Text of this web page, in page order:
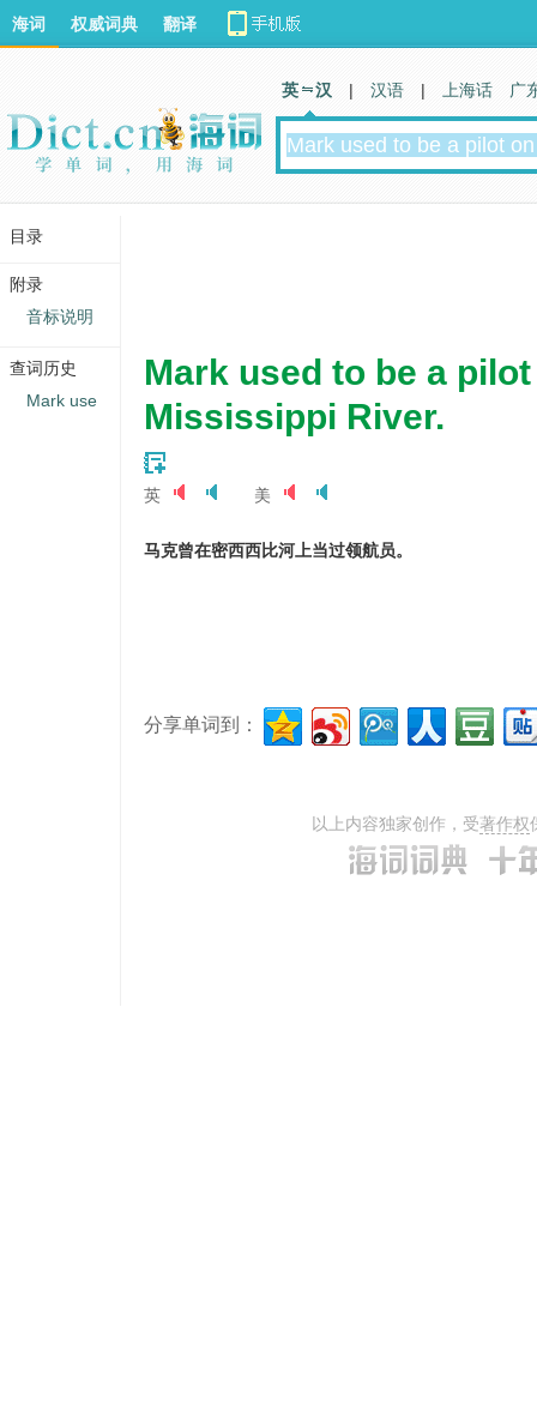
Mark used to be a
Mississippi River.
英 美
马克曾在密西西比河上当过领航员。
分享单词到：
以上内容独家创作，受著作权
海词 权威词典 翻译
英 汉 | 汉语 | 上海话 广
目录
附录
音标说明
查词历史
Mark use